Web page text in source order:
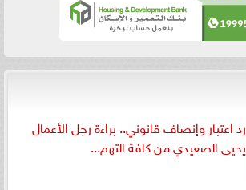
رد اعتبار وإنصاف قانوني.. براءة رجل الأعمال
يحيى الصعيدي من كافة التهم...